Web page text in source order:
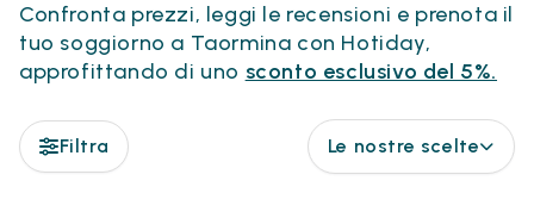
Confronta prezzi, leggi le recensioni e prenota il
tuo soggiorno a Taormina con Hotiday,
approfittando di uno sconto esclusivo del 5%.
Filtra Le nostre scelte